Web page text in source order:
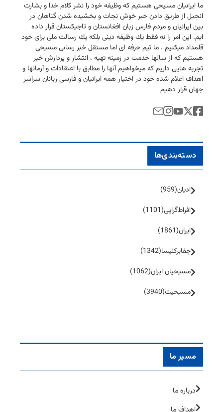
ما ایرانیان مسیحی هستیم كه وظیفه خود را نشر كلام خدا و بشارت
انجیل از طریق دادن خبر خوش نجات و بخشیده شدن گناهان در
بین ایرانیان و مردم فارس زبان افغانستان و تاجیكستان قرار داده
ایم. این امر را نه فقط یك وظیفه دینی بلكه یك رسالت ملی برای خود
قلمداد میكنیم . ما تیم حرفه ای اما مستقل خبر رسانی مسیحی
هستیم كه از سالها خدمت در زمینه تهیه ، انتشار و پردازش خبر
تجربه هایی داریم كه میخواهیم آنها را مطابق با اعتقادات و آرمانها و
اهداف اعلام شده خود در اختیار همه ایرانیان و فارسی زبانان سراسر
جهان قرار دهیم
دسته‌بندی‌ها
ادیان(959)
افراط‌گرایی(1101)
ایران(1861)
جفا‌بر‌کلیسا(1342)
مسیحیان ایران(1062)
مسیحیت(3940)
مسیر ما
درباره ما